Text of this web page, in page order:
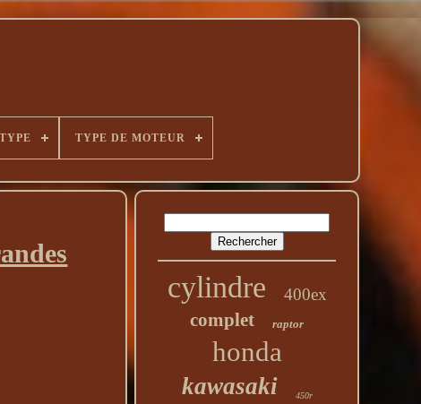
TYPE TYPE DE MOTEUR
cylindre 400ex
complet raptor
honda
kawasaki 450r